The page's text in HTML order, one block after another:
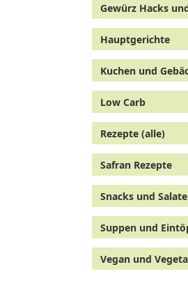
Gewürz Hacks
Hauptgerichte
Kuchen und
Low Carb
Rezepte (alle)
Safran Rezepte
Snacks und Salate
Suppen und
Vegan und